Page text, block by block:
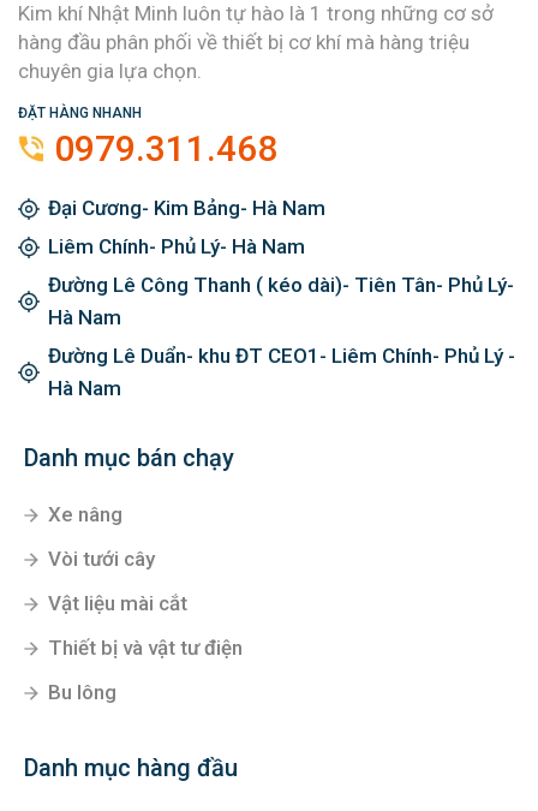
Kim khí Nhật Minh luôn tự hào là 1 trong những cơ sở
hàng đầu phân phối về thiết bị cơ khí mà hàng triệu
chuyên gia lựa chọn.
ĐẶT HÀNG NHANH
0979.311.468
Đại Cương- Kim Bảng- Hà Nam
Liêm Chính- Phủ Lý- Hà Nam
Đường Lê Công Thanh ( kéo dài)- Tiên Tân- Phủ Lý-
Hà Nam
Đường Lê Duẩn- khu ĐT CEO1- Liêm Chính- Phủ Lý -
Hà Nam
Danh mục bán chạy
Xe nâng
Vòi tưới cây
Vật liệu mài cắt
Thiết bị và vật tư điện
Bu lông
Danh mục hàng đầu